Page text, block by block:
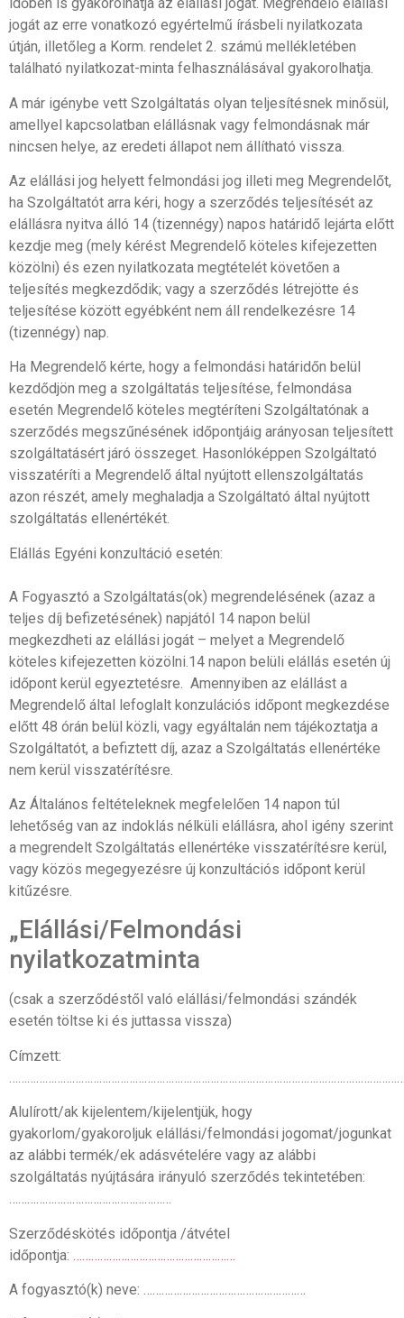
jogát az erre vonatkozó egyértelmű írásbeli nyilatkozata
útján, illetőleg a Korm. rendelet 2. számú mellékletében
található nyilatkozat-minta felhasználásával gyakorolhatja.
A már igénybe vett Szolgáltatás olyan teljesítésnek minősül,
amellyel kapcsolatban elállásnak vagy felmondásnak már
nincsen helye, az eredeti állapot nem állítható vissza.
Az elállási jog helyett felmondási jog illeti meg Megrendelőt,
ha Szolgáltatót arra kéri, hogy a szerződés teljesítését az
elállásra nyitva álló 14 (tizennégy) napos határidő lejárta előtt
kezdje meg (mely kérést Megrendelő köteles kifejezetten
közölni) és ezen nyilatkozata megtételét követően a
teljesítés megkezdődik; vagy a szerződés létrejötte és
teljesítése között egyébként nem áll rendelkezésre 14
(tizennégy) nap.
Ha Megrendelő kérte, hogy a felmondási határidőn belül
kezdődjön meg a szolgáltatás teljesítése, felmondása
esetén Megrendelő köteles megtéríteni Szolgáltatónak a
szerződés megszűnésének időpontjáig arányosan teljesített
szolgáltatásért járó összeget. Hasonlóképpen Szolgáltató
visszatéríti a Megrendelő által nyújtott ellenszolgáltatás
azon részét, amely meghaladja a Szolgáltató által nyújtott
szolgáltatás ellenértékét.
Elállás Egyéni konzultáció esetén:
A Fogyasztó a Szolgáltatás(ok) megrendelésének (azaz a
teljes díj befizetésének) napjától 14 napon belül
megkezdheti az elállási jogát – melyet a Megrendelő
köteles kifejezetten közölni.14 napon belüli elállás esetén új
időpont kerül egyeztetésre. Amennyiben az elállást a
Megrendelő által lefoglalt konzulációs időpont megkezdése
előtt 48 órán belül közli, vagy egyáltalán nem tájékoztatja a
Szolgáltatót, a befiztett díj, azaz a Szolgáltatás ellenértéke
nem kerül visszatérítésre.
Az Általános feltételeknek megfelelően 14 napon túl
lehetőség van az indoklás nélküli elállásra, ahol igény szerint
a megrendelt Szolgáltatás ellenértéke visszatérítésre kerül,
vagy közös megegyezésre új konzultációs időpont kerül
kitűzésre.
„Elállási/Felmondási
nyilatkozatminta
(csak a szerződéstől való elállási/felmondási szándék
esetén töltse ki és juttassa vissza)
Címzett:
Alulírott/ak kijelentem/kijelentjük, hogy
gyakorlom/gyakoroljuk elállási/felmondási jogomat/jogunkat
az alábbi termék/ek adásvételére vagy az alábbi
szolgáltatás nyújtására irányuló szerződés tekintetében:
………………………………………………
Szerződéskötés időpontja /átvétel
időpontja: ………………………………………………
A fogyasztó(k) neve: ………………………………………………